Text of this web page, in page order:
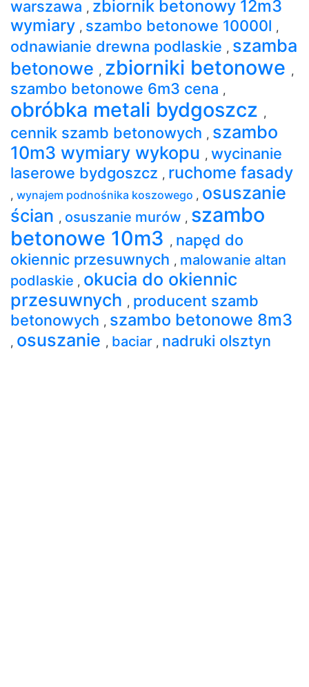
warszawa , zbiornik betonowy 12m3
wymiary , szambo betonowe 10000l ,
odnawianie drewna podlaskie , szamba
betonowe , zbiorniki betonowe ,
szambo betonowe 6m3 cena ,
obróbka metali bydgoszcz ,
cennik szamb betonowych , szambo
10m3 wymiary wykopu , wycinanie
laserowe bydgoszcz , ruchome fasady
, wynajem podnośnika koszowego , osuszanie
ścian , osuszanie murów , szambo
betonowe 10m3 , napęd do
okiennic przesuwnych , malowanie altan
podlaskie , okucia do okiennic
przesuwnych , producent szamb
betonowych , szambo betonowe 8m3
, osuszanie , baciar , nadruki olsztyn